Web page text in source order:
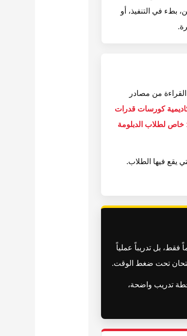
بطء في التنفيذ، أو
من مصادر
كورسات قدرات
الذهبي لاحتراف اختبارات قدرات الفنون 2026: خاص لطلاب الدبلومة
يقع فيها الطلاب.
بل تدريباً عملياً
تحت ضغط الوقت.
تدريب واضحة،